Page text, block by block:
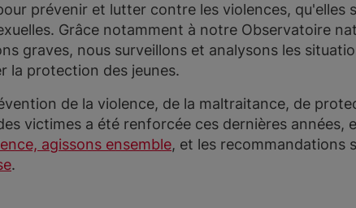
prévenir et lutter contre les violences, qu'elles
Grâce notamment à notre Observatoire
graves, nous surveillons et analysons les
la protection des jeunes.
de la violence, de la maltraitance, de
victimes a été renforcée ces dernières années,
agissons ensemble, et les recommandations
.